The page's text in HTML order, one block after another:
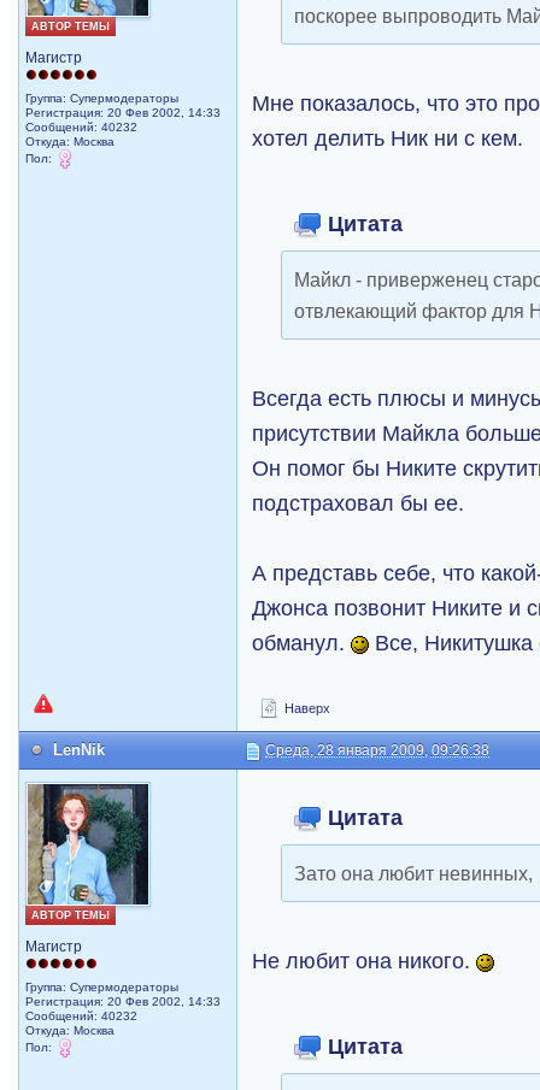
АВТОР ТЕМЫ
Магистр
Группа: Супермодераторы
Регистрация: 20 Фев 2002, 14:33
Сообщений: 40232
Откуда: Москва
Пол:
поскорее выпроводить
Мне показалось, что это
хотел делить Ник ни с кем.
Цитата
Майкл - приверженец
отвлекающий фактор для
Всегда есть плюсы и
присутствии Майкла
Он помог бы Никите
подстраховал бы ее.
А представь себе, что
Джонса позвонит Никите и
обманул.
Все, Никитушка
Наверх
LenNik Среда, 28 января 2009, 09:26:38
АВТОР ТЕМЫ
Магистр
Группа: Супермодераторы
Регистрация: 20 Фев 2002, 14:33
Сообщений: 40232
Откуда: Москва
Пол:
Цитата
Зато она любит невинных,
Не любит она никого.
Цитата